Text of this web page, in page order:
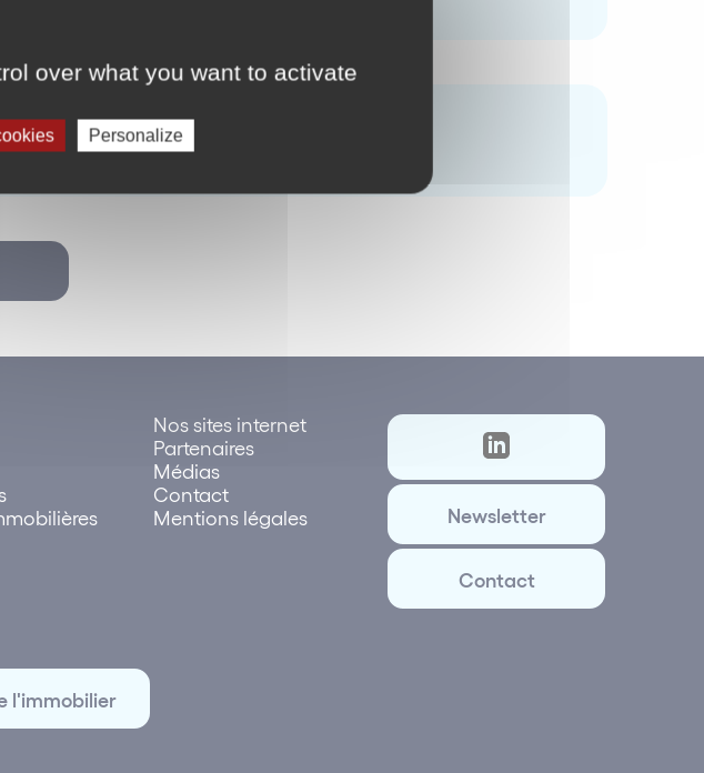
Nos sites internet
Partenaires
Médias
Contact
Mentions légales
Newsletter
Contact
l'immobilier
over what you want to activate
Personalize